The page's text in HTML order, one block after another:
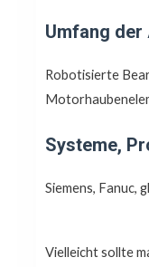
Umfang der
Robotisierte
Systeme,
Siemens, Fanuc,
Vielleicht sollte